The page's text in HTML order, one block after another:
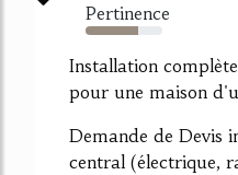
Pertinence
68%
Installation
pour une maison
Demande de Devis
central (électrique,